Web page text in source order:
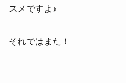
スメですよ♪
それではまた！